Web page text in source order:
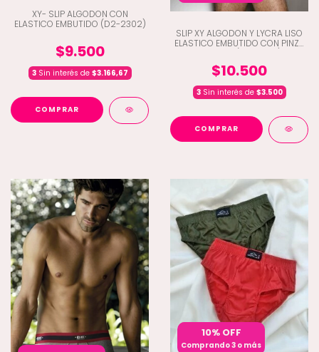
XY- SLIP ALGODON CON
ELASTICO EMBUTIDO (D2-2302)
$9.500
3Sin interés de $3.166,67
COMPRAR
SLIP XY ALGODON Y LYCRA LISO
ELASTICO EMBUTIDO CON PINZA
$10.500
3Sin interés de $3.500
COMPRAR
10% OFF
Comprando 3 o más